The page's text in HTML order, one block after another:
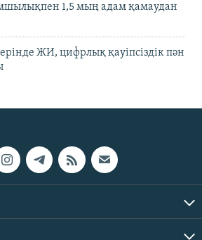
1,5 мың адам қамаудан
ЖИ, цифрлық қауіпсіздік пән